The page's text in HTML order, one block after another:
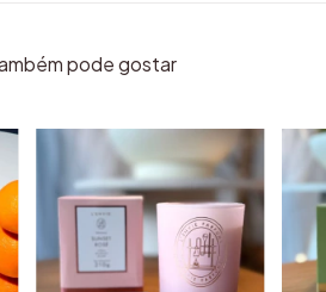
pode gostar